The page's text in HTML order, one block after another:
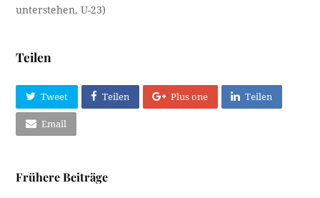
unterstehen, U-23)
Teilen
Tweet Teilen Plus one Teilen
Email
Frühere Beiträge